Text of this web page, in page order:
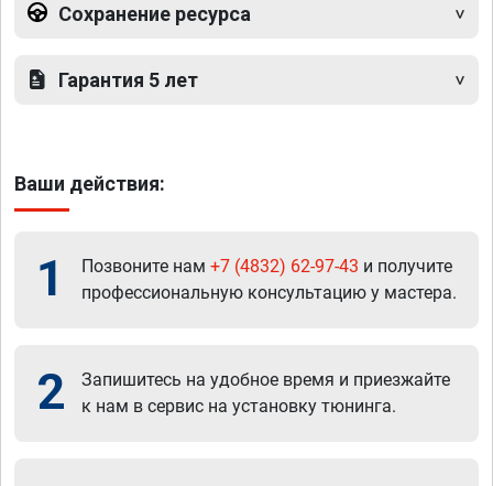
Сохранение ресурса
Гарантия 5 лет
Ваши действия:
1 Позвоните нам +7 (4832) 62-97-43 и получите
профессиональную консультацию у мастера.
2
Запишитесь на удобное время и приезжайте
к нам в сервис на установку тюнинга.